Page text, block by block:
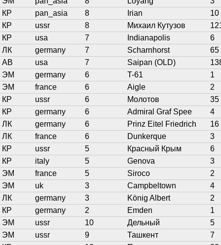
КР
pan_asia 8 Irian
10
КР
ussr 8 Михаил Кутузов
КР
usa 7 Indianapolis
6
ЛК
germany 7 Scharnhorst
65
АВ
usa 7 Saipan (OLD)
ЭМ
germany 6 T-61
1
ЭМ
france 6 Aigle
2
КР
ussr 6 Молотов
35
КР
germany 6 Admiral Graf Spee
4
ЛК
germany 6 Prinz Eitel Friedrich
16
ЛК
france 6 Dunkerque
3
КР
ussr 5 Красный Крым
6
КР
italy 5 Genova
3
ЭМ
france 5 Siroco
2
ЭМ
uk 3 Campbeltown
4
ЛК
germany 3 König Albert
2
КР
germany 2 Emden
1
ЭМ
ussr 10 Дельный
5
ЭМ
ussr 9 Ташкент
7